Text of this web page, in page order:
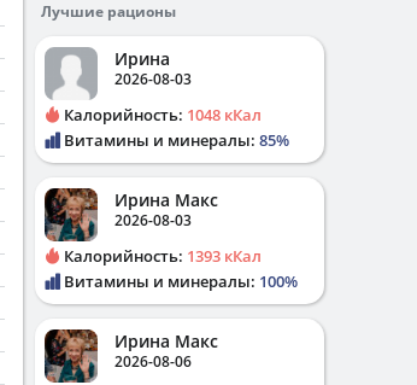
Лучшие рационы
Ирина
2026-08-03
Калорийность: 1048 кКал
Витамины и минералы: 85%
Ирина Макс
2026-08-03
Калорийность: 1393 кКал
Витамины и минералы: 100%
Ирина Макс
2026-08-06